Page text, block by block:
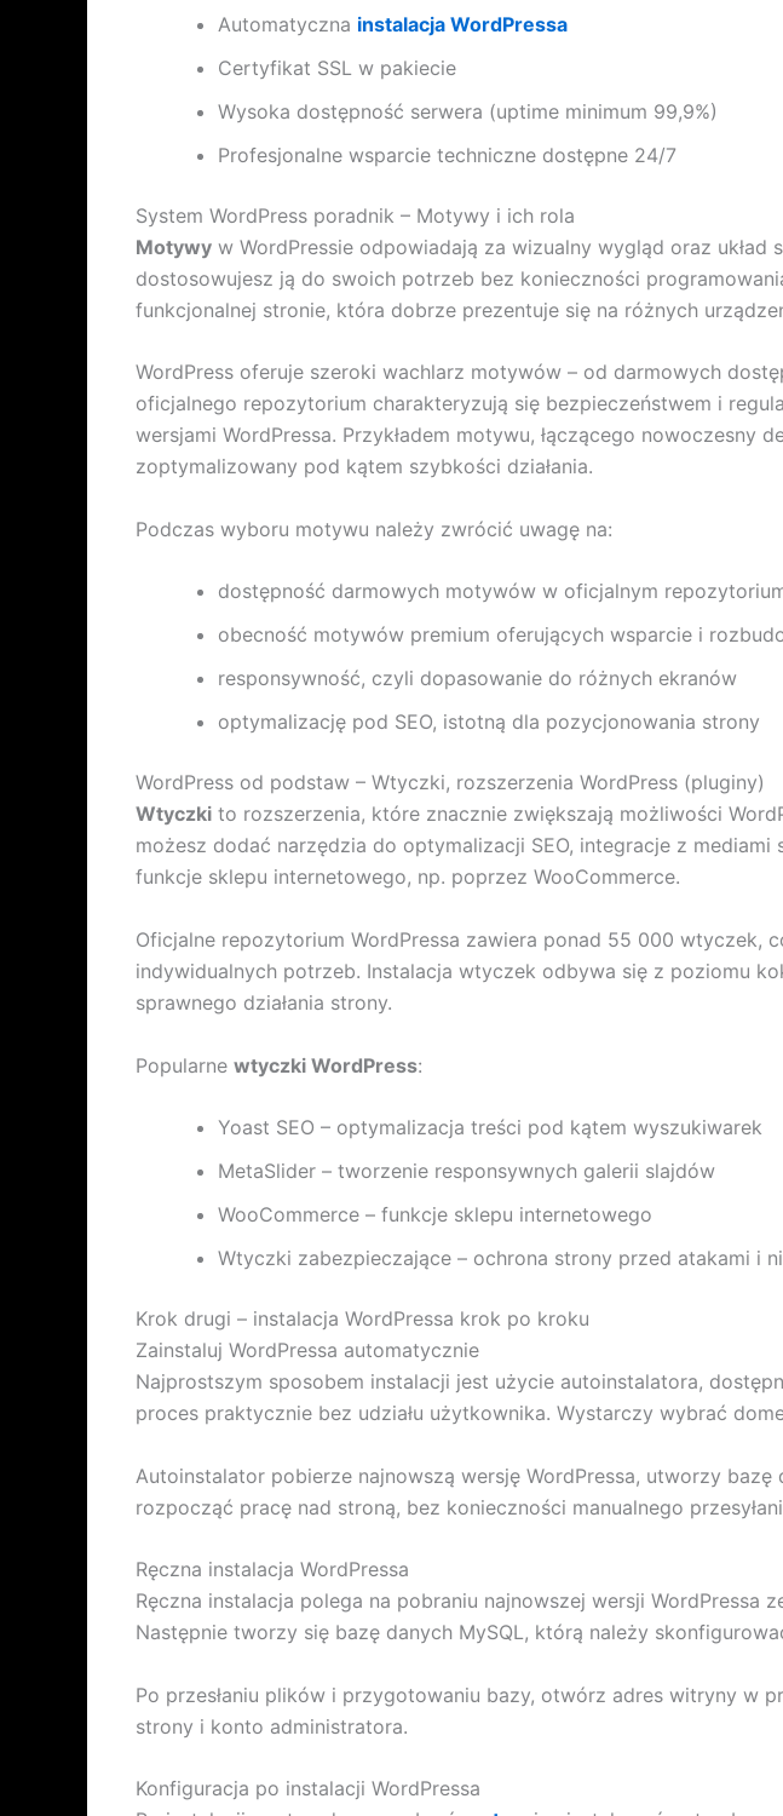
Automatyczna instalacja WordPressa
Certyfikat SSL w pakiecie
Wysoka dostępność serwera (uptime minimum 99,9%)
Profesjonalne wsparcie techniczne dostępne 24/7
System WordPress poradnik – Motywy i ich rola
Motywy w WordPressie odpowiadają za wizualny wygląd oraz
dostosowujesz ją do swoich potrzeb bez konieczności
funkcjonalnej stronie, która dobrze prezentuje się na różnych
WordPress oferuje szeroki wachlarz motywów – od darmowych
oficjalnego repozytorium charakteryzują się bezpieczeństwem i
wersjami WordPressa. Przykładem motywu, łączącego nowoczesny
zoptymalizowany pod kątem szybkości działania.
Podczas wyboru motywu należy zwrócić uwagę na:
dostępność darmowych motywów w oficjalnym
obecność motywów premium oferujących wsparcie i
responsywność, czyli dopasowanie do różnych ekranów
optymalizację pod SEO, istotną dla pozycjonowania strony
WordPress od podstaw – Wtyczki, rozszerzenia WordPress (pluginy)
Wtyczki to rozszerzenia, które znacznie zwiększają możliwości
możesz dodać narzędzia do optymalizacji SEO, integracje z
funkcje sklepu internetowego, np. poprzez WooCommerce.
Oficjalne repozytorium WordPressa zawiera ponad 55 000 wtyczek,
indywidualnych potrzeb. Instalacja wtyczek odbywa się z poziomu
sprawnego działania strony.
Popularne wtyczki WordPress:
Yoast SEO – optymalizacja treści pod kątem wyszukiwarek
MetaSlider – tworzenie responsywnych galerii slajdów
WooCommerce – funkcje sklepu internetowego
Wtyczki zabezpieczające – ochrona strony przed atakami i
Krok drugi – instalacja WordPressa krok po kroku
Zainstaluj WordPressa automatycznie
Najprostszym sposobem instalacji jest użycie autoinstalatora,
proces praktycznie bez udziału użytkownika. Wystarczy wybrać
Autoinstalator pobierze najnowszą wersję WordPressa, utworzy
rozpocząć pracę nad stroną, bez konieczności manualnego
Ręczna instalacja WordPressa
Ręczna instalacja polega na pobraniu najnowszej wersji WordPressa
Następnie tworzy się bazę danych MySQL, którą należy
Po przesłaniu plików i przygotowaniu bazy, otwórz adres witryny w
strony i konto administratora.
Konfiguracja po instalacji WordPressa